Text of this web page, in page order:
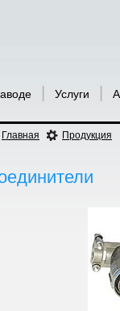
Услуги
Главная Продукция